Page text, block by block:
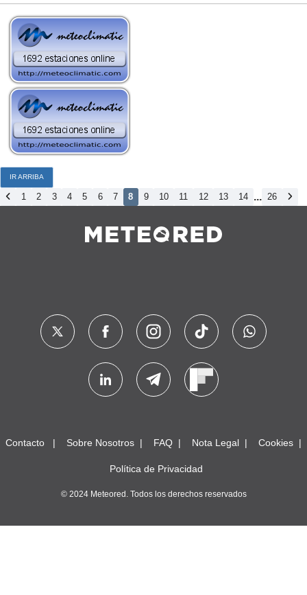
IR ARRIBA
1 2 3 4 5 6 7 8 9 10 11 12 13 14 ... 26
Contacto Sobre Nosotros FAQ Nota Legal Cookies
Política de Privacidad
© 2024 Meteored. Todos los derechos reservados